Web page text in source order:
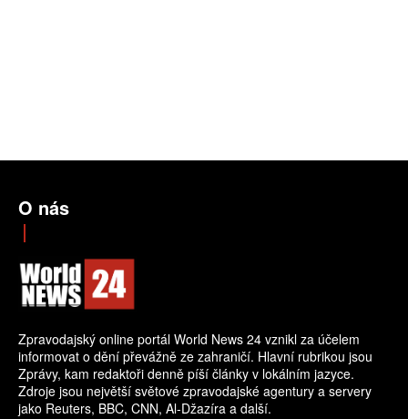
O nás
Zpravodajský online portál World News 24 vznikl za účelem
informovat o dění převážně ze zahraničí. Hlavní rubrikou jsou
Zprávy, kam redaktoři denně píší články v lokálním jazyce.
Zdroje jsou největší světové zpravodajské agentury a servery
jako Reuters, BBC, CNN, Al-Džazíra a další.